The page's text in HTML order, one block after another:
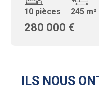
10 pièces 245 m²
280 000 €
ILS NOUS